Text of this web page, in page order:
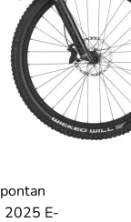
2025 E-